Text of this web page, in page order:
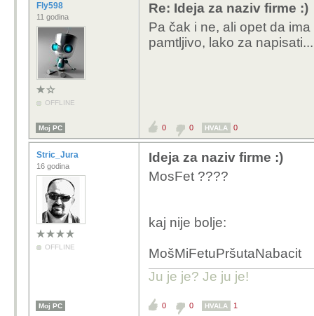
Fly598
11 godina
OFFLINE
Re: Ideja za naziv firme :)
Pa čak i ne, ali opet da
pamtljivo, lako za napisati...
Moj PC 0 0 HVALA 0
Stric_Jura
16 godina
OFFLINE
Ideja za naziv firme :)
MosFet ????
kaj nije bolje:
MošMiFetuPršutaNabacit
Ju je je? Je ju je!
Moj PC 0 0 HVALA 1